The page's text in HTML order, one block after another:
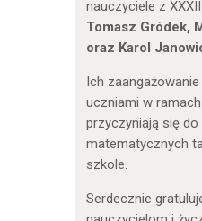
nauczyciele z
Tomasz Gródek,
oraz Karol
Ich
uczniami w
przyczyniają się
matematycznych
szkole.
Serdecznie